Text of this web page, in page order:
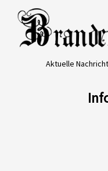
Aktuelle